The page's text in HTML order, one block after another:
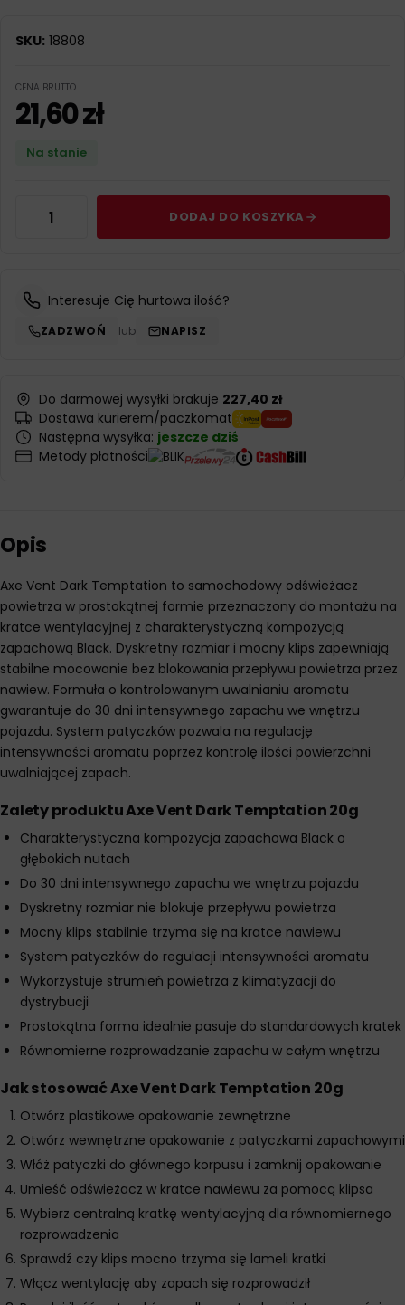
SKU: 18808
CENA BRUTTO
21,60zł
Na stanie
DODAJ DO KOSZYKA
Interesuje Cię hurtowa ilość?
ZADZWOŃ lub NAPISZ
Do darmowej wysyłki brakuje 227,40 zł
Dostawa kurierem/paczkomat
Następna wysyłka: jeszcze dziś
Metody płatności
Opis
Axe Vent Dark Temptation to samochodowy odświeżacz
powietrza w prostokątnej formie przeznaczony do montażu na
kratce wentylacyjnej z charakterystyczną kompozycją
zapachową Black. Dyskretny rozmiar i mocny klips zapewniają
stabilne mocowanie bez blokowania przepływu powietrza przez
nawiew. Formuła o kontrolowanym uwalnianiu aromatu
gwarantuje do 30 dni intensywnego zapachu we wnętrzu
pojazdu. System patyczków pozwala na regulację
intensywności aromatu poprzez kontrolę ilości powierzchni
uwalniającej zapach.
Zalety produktu Axe Vent Dark Temptation 20g
Charakterystyczna kompozycja zapachowa Black o
głębokich nutach
Do 30 dni intensywnego zapachu we wnętrzu pojazdu
Dyskretny rozmiar nie blokuje przepływu powietrza
Mocny klips stabilnie trzyma się na kratce nawiewu
System patyczków do regulacji intensywności aromatu
Wykorzystuje strumień powietrza z klimatyzacji do
dystrybucji
Prostokątna forma idealnie pasuje do standardowych kratek
Równomierne rozprowadzanie zapachu w całym wnętrzu
Jak stosować Axe Vent Dark Temptation 20g
Otwórz plastikowe opakowanie zewnętrzne
Otwórz wewnętrzne opakowanie z patyczkami zapachowymi
Włóż patyczki do głównego korpusu i zamknij opakowanie
Umieść odświeżacz w kratce nawiewu za pomocą klipsa
Wybierz centralną kratkę wentylacyjną dla równomiernego
rozprowadzenia
Sprawdź czy klips mocno trzyma się lameli kratki
Włącz wentylację aby zapach się rozprowadził